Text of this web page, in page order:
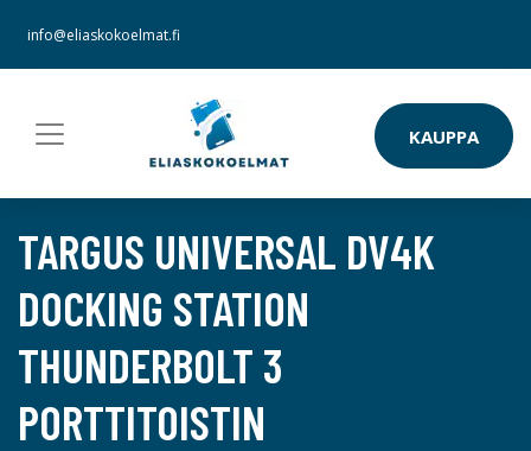
info@eliaskokoelmat.fi
KAUPPA
TARGUS UNIVERSAL DV4K
DOCKING STATION
THUNDERBOLT 3
PORTTITOISTIN